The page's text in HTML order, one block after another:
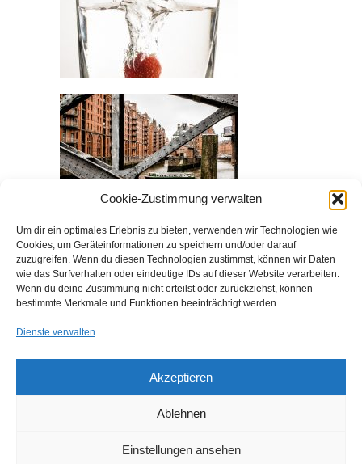
Cookie-Zustimmung verwalten
Um dir ein optimales Erlebnis zu bieten, verwenden wir Technologien wie
Cookies, um Geräteinformationen zu speichern und/oder darauf
zuzugreifen. Wenn du diesen Technologien zustimmst, können wir Daten
wie das Surfverhalten oder eindeutige IDs auf dieser Website verarbeiten.
Wenn du deine Zustimmung nicht erteilst oder zurückziehst, können
bestimmte Merkmale und Funktionen beeinträchtigt werden.
Dienste verwalten
Akzeptieren
Ablehnen
Einstellungen ansehen
Copyright © 2026Klaus Schulze - Knipser
Hatch